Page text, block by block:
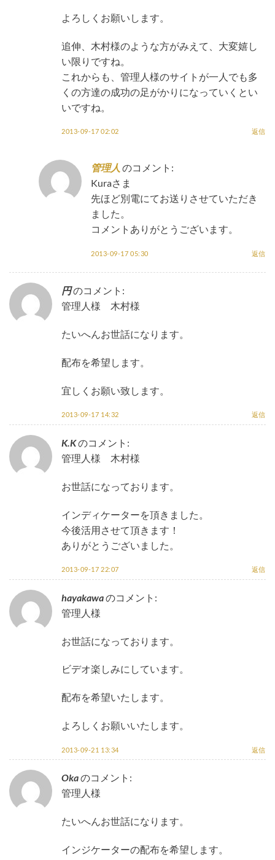
よろしくお願いします。
追伸、木村様のような方がみえて、大変嬉し
い限りですね。
これからも、管理人様のサイトが一人でも多
くの方達の成功の足がかりになっていくとい
いですね。
2013-09-17 02:02 返信
管理人 のコメント:
Kuraさま
先ほど別電にてお送りさせていただき
ました。
コメントありがとうございます。
2013-09-17 05:30 返信
円のコメント:
管理人様 木村様
たいへんお世話になります。
配布を希望します。
宜しくお願い致します。
2013-09-17 14:32 返信
K.Kのコメント:
管理人様 木村様
お世話になっております。
インディケーターを頂きました。
今後活用させて頂きます！
ありがとうございました。
2013-09-17 22:07 返信
hayakawaのコメント:
管理人様
お世話になっております。
ビデオ楽しみにしています。
配布を希望いたします。
よろしくお願いいたします。
2013-09-21 13:34 返信
Okaのコメント:
管理人様
たいへんお世話になります。
インジケーターの配布を希望します。